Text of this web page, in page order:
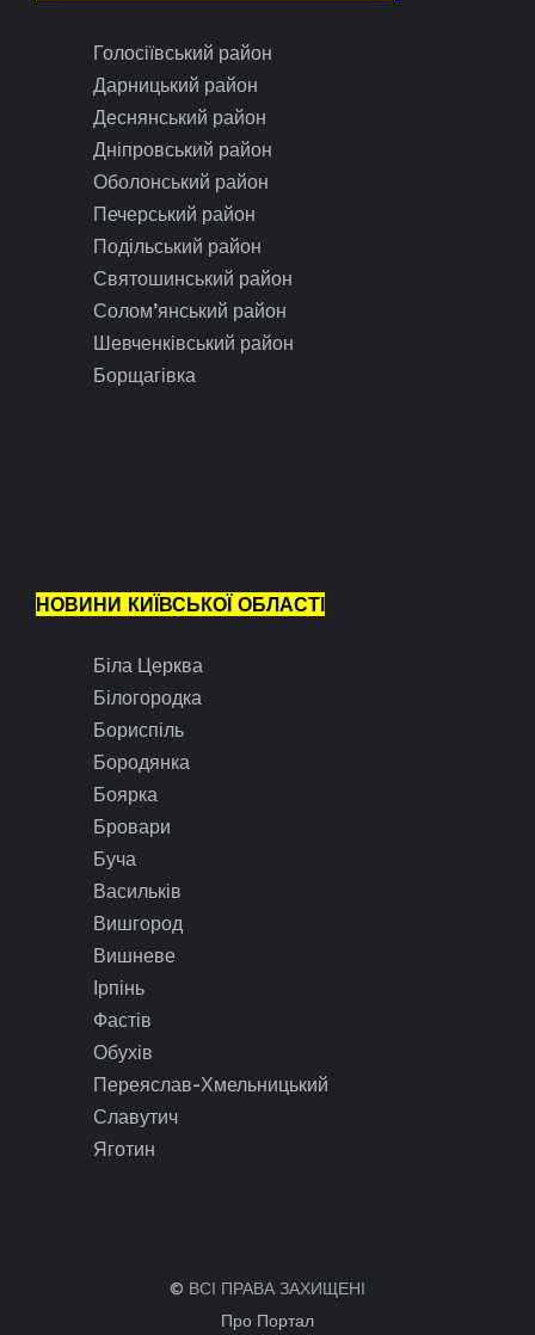
Голосіївський район
Дарницький район
Деснянський район
Дніпровський район
Оболонський район
Печерський район
Подільський район
Святошинський район
Солом’янський район
Шевченківський район
Борщагівка
НОВИНИ КИЇВСЬКОЇ ОБЛАСТІ
Біла Церква
Білогородка
Бориспіль
Бородянка
Боярка
Бровари
Буча
Васильків
Вишгород
Вишневе
Ірпінь
Фастів
Обухів
Переяслав-Хмельницький
Славутич
Яготин
© ВСІ ПРАВА ЗАХИЩЕНІ
Про Портал